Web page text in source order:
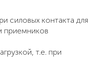
силовых контакта для
приемников
т.е. при